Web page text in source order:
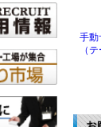
手動
（